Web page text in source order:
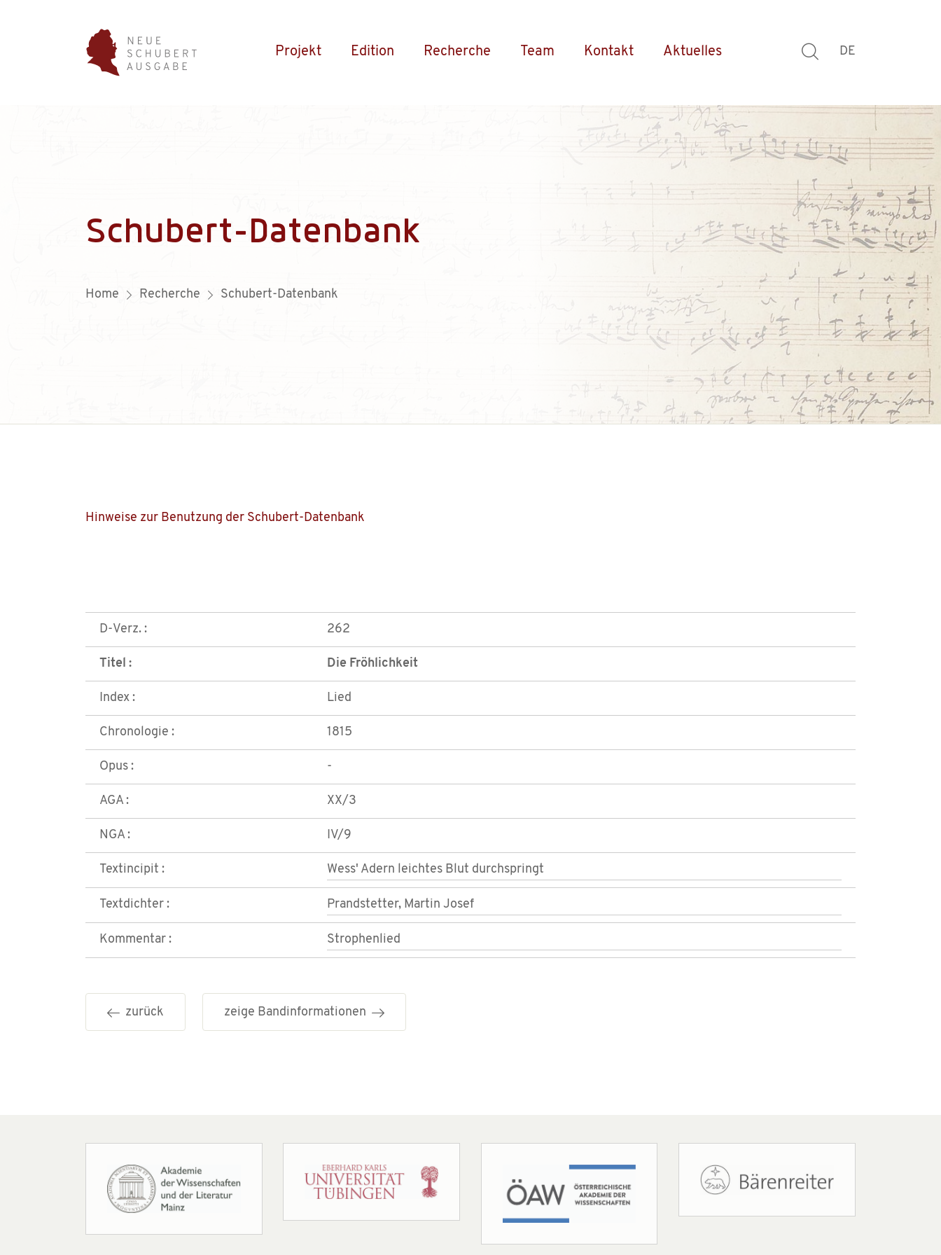
Projekt Edition Recherche Team Kontakt Aktuelles DE
Schubert-Datenbank
Home Recherche Schubert-Datenbank
Hinweise zur Benutzung der Schubert-Datenbank
D-Verz. : 262
Titel : Die Fröhlichkeit
Index : Lied
Chronologie : 1815
Opus : -
AGA : XX/3
NGA : IV/9
Textincipit : Wess' Adern leichtes Blut durchspringt
Textdichter : Prandstetter, Martin Josef
Kommentar : Strophenlied
zurück zeige Bandinformationen